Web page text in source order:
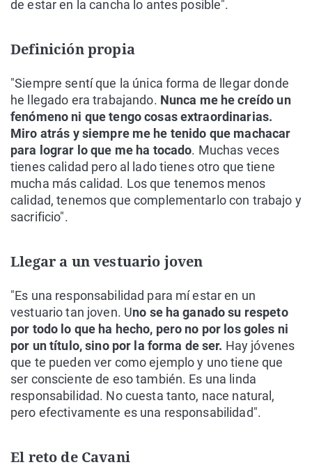
de estar en la cancha lo antes posible".
Definición propia
"Siempre sentí que la única forma de llegar donde
he llegado era trabajando. Nunca me he creído un
fenómeno ni que tengo cosas extraordinarias.
Miro atrás y siempre me he tenido que machacar
para lograr lo que me ha tocado. Muchas veces
tienes calidad pero al lado tienes otro que tiene
mucha más calidad. Los que tenemos menos
calidad, tenemos que complementarlo con trabajo y
sacrificio".
Llegar a un vestuario joven
"Es una responsabilidad para mí estar en un
vestuario tan joven. Uno se ha ganado su respeto
por todo lo que ha hecho, pero no por los goles ni
por un título, sino por la forma de ser. Hay jóvenes
que te pueden ver como ejemplo y uno tiene que
ser consciente de eso también. Es una linda
responsabilidad. No cuesta tanto, nace natural,
pero efectivamente es una responsabilidad".
El reto de Cavani